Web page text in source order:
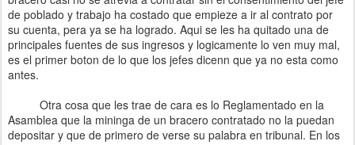
de poblado y trabajo ha costado que empieze a ir al contrato por
su cuenta, pera ya se ha logrado. Aqui se les ha quitado una de
principales fuentes de sus ingresos y logicamente lo ven muy mal,
es el primer boton de lo que los jefes dicenn que ya no esta como
antes.
Otra cosa que les trae de cara es lo Reglamentado en la
Asamblea que la mininga de un bracero contratado no la puedan
depositar y que de primero de verse su palabra en tribunal. En los